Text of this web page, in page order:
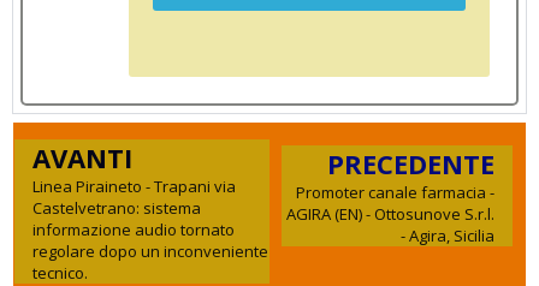
AVANTI
Linea Piraineto - Trapani via
Castelvetrano: sistema
informazione audio tornato
regolare dopo un inconveniente
tecnico.
PRECEDENTE
Promoter canale farmacia -
AGIRA (EN) - Ottosunove S.r.l.
- Agira, Sicilia